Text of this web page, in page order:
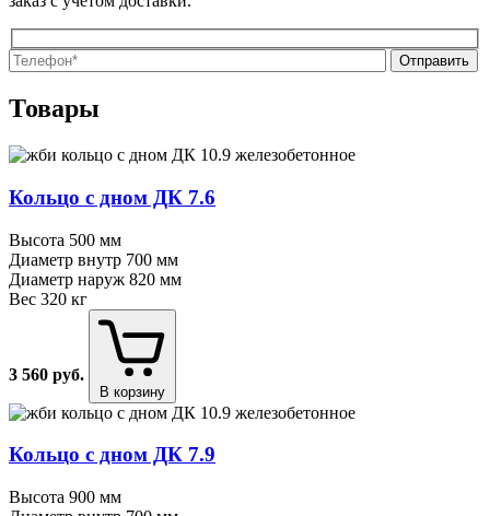
Товары
Кольцо с дном ДК 7.6
Высота 500 мм
Диаметр внутр 700 мм
Диаметр наруж 820 мм
Вес 320 кг
3 560 руб.
В корзину
Кольцо с дном ДК 7.9
Высота 900 мм